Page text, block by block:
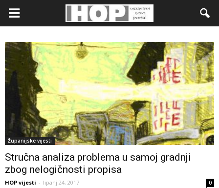
Županijske vijesti
Stručna analiza problema u samoj gradnji
zbog nelogičnosti propisa
HOP vijesti - lipanj 24, 2017 0